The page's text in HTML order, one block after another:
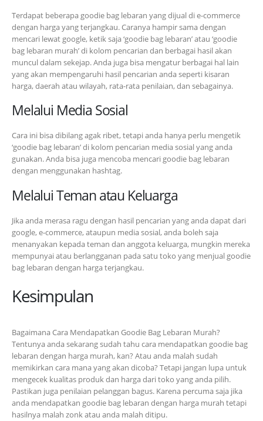
Terdapat beberapa goodie bag lebaran yang dijual di e-commerce
dengan harga yang terjangkau. Caranya hampir sama dengan
mencari lewat google, ketik saja ‘goodie bag lebaran’ atau ‘goodie
bag lebaran murah’ di kolom pencarian dan berbagai hasil akan
muncul dalam sekejap. Anda juga bisa mengatur berbagai hal lain
yang akan mempengaruhi hasil pencarian anda seperti kisaran
harga, daerah atau wilayah, rata-rata penilaian, dan sebagainya.
Melalui Media Sosial
Cara ini bisa dibilang agak ribet, tetapi anda hanya perlu mengetik
‘goodie bag lebaran’ di kolom pencarian media sosial yang anda
gunakan. Anda bisa juga mencoba mencari goodie bag lebaran
dengan menggunakan hashtag.
Melalui Teman atau Keluarga
Jika anda merasa ragu dengan hasil pencarian yang anda dapat dari
google, e-commerce, ataupun media sosial, anda boleh saja
menanyakan kepada teman dan anggota keluarga, mungkin mereka
mempunyai atau berlangganan pada satu toko yang menjual goodie
bag lebaran dengan harga terjangkau.
Kesimpulan
Bagaimana Cara Mendapatkan Goodie Bag Lebaran Murah?
Tentunya anda sekarang sudah tahu cara mendapatkan goodie bag
lebaran dengan harga murah, kan? Atau anda malah sudah
memikirkan cara mana yang akan dicoba? Tetapi jangan lupa untuk
mengecek kualitas produk dan harga dari toko yang anda pilih.
Pastikan juga penilaian pelanggan bagus. Karena percuma saja jika
anda mendapatkan goodie bag lebaran dengan harga murah tetapi
hasilnya malah zonk atau anda malah ditipu.